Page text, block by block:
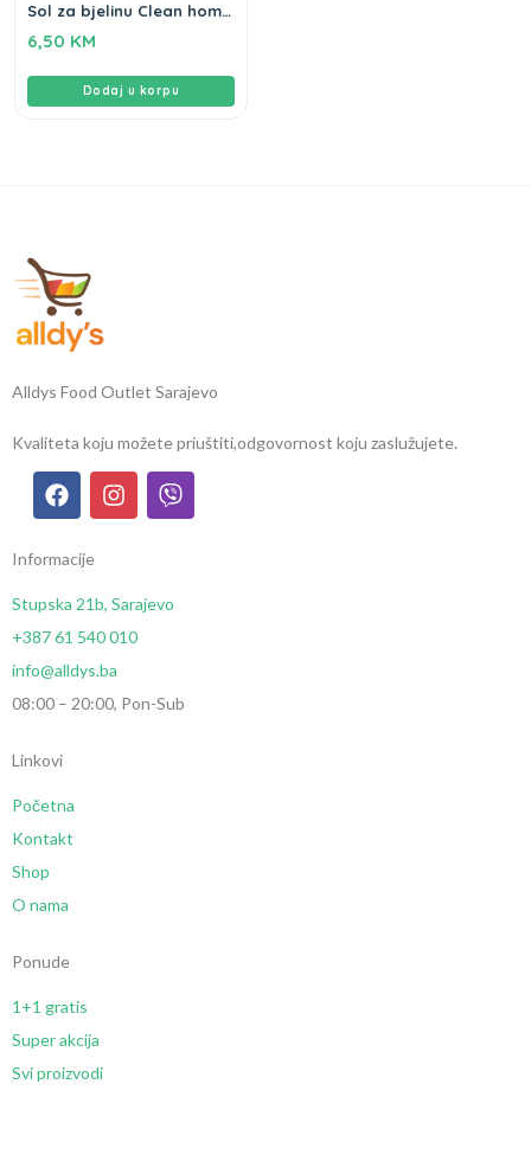
Sol za bjelinu Clean home
6,50 KM
Dodaj u korpu
Alldys Food Outlet Sarajevo
Kvaliteta koju možete priuštiti,odgovornost koju zaslužujete.
Informacije
Stupska 21b, Sarajevo
+387 61 540 010
info@alldys.ba
08:00 – 20:00, Pon-Sub
Linkovi
Početna
Kontakt
Shop
O nama
Ponude
1+1 gratis
Super akcija
Svi proizvodi